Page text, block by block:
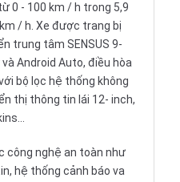
0 - 100 km / h trong 5,9
/ h. Xe được trang bị
trung tâm SENSUS 9-
Android Auto, điều hòa
bộ lọc hệ thống không
thị thông tin lái 12- inch,
công nghệ an toàn như
hệ thống cảnh báo va